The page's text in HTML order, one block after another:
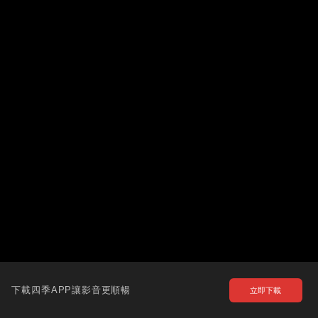
下載四季APP讓影音更順暢 立即下載